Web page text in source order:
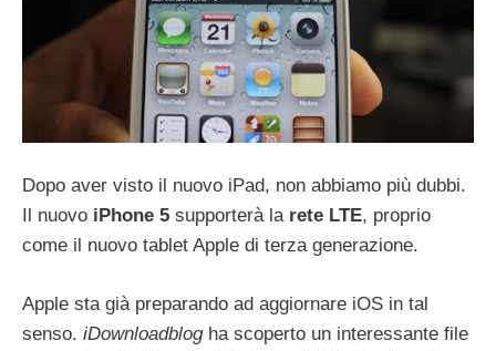
Dopo aver visto il nuovo iPad, non abbiamo più dubbi.
Il nuovo iPhone 5 supporterà la rete LTE, proprio
come il nuovo tablet Apple di terza generazione.
Apple sta già preparando ad aggiornare iOS in tal
senso. iDownloadblogha scoperto un interessante file